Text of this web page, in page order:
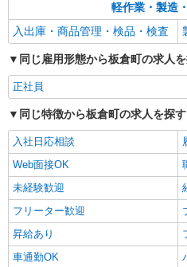
軽作業・製造
入出庫・商品管理・検品・検査
同じ雇用形態から板倉町の求人
正社員
同じ特徴から板倉町の求人を探す
入社日応相談
Web面接OK
未経験歓迎
フリーター歓迎
昇給あり
車通勤OK